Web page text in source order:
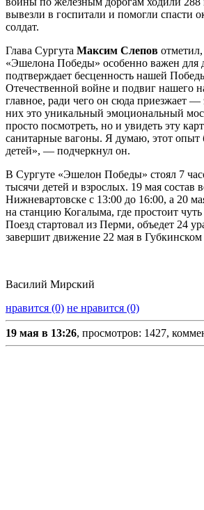
вывезли в госпитали и помогли спасти
солдат.
Глава Сургута Максим Слепов
«Эшелона Победы» особенно важен для
подтверждает бесценность нашей
Отечественной войне и подвиг нашего
главное, ради чего он сюда приезжает
них это уникальный эмоциональный
просто посмотреть, но и увидеть эту
санитарные вагоны. Я думаю, этот опыт
детей», — подчеркнул он.
В Сургуте «Эшелон Победы» стоял 7
тысячи детей и взрослых. 19 мая состав
Нижневартовске с 13:00 до 16:00, а 20
на станцию Когалыма, где простоит
Поезд стартовал из Перми, объедет 24
завершит движение 22 мая в
Василий Мирский
нравится (0) не нравится (0)
19 мая в 13:26, просмотров: 1427,